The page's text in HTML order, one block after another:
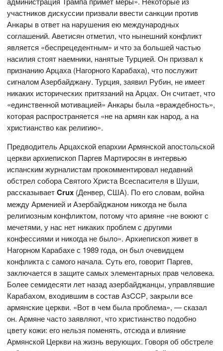
участников дискуссии призвали ввести санкции против
Анкары в ответ на нарушения ею международных
соглашений. Аветисян отметил, что нынешний конфликт
является «беспрецедентным» и что за большей частью
насилия стоят наемники, нанятые Турцией. Он призвал к
признанию Арцаха (Нагорного Карабаха), что послужит
сигналом Азербайджану. Турция, заявил Рубин, не имеет
никаких исторических притязаний на Арцах. Он считает, что
«единственной мотивацией» Анкары была «враждебность»,
которая распространяется «не на армян как народ, а на
христианство как религию».
Предводитель Арцахской епархии Армянской апостольской
церкви архиепископ Паргев Мартиросян в интервью
испанским журналистам прокомментировал недавний
обстрел собора Святого Христа Всеспасителя в Шуши,
рассказываетCrux (Денвер, США). По его словам, война
между Арменией и Азербайджаном никогда не была
религиозным конфликтом, потому что армяне «не воюют с
мечетями, у нас нет никаких проблем с другими
конфессиями и никогда не было». Архиепископ живет в
Нагорном Карабахе с 1989 года, он был очевидцем
конфликта с самого начала. Суть его, говорит Паргев,
заключается в защите самых элементарных прав человека.
Более семидесяти лет назад азербайджанцы, управлявшие
Карабахом, входившим в состав АзCCР, закрыли все
армянские церкви. «Вот в чем была проблема», — сказал
он. Армяне часто заявляют, что христианство подобно
цвету кожи: его нельзя поменять, отсюда и влияние
Армянской Церкви на жизнь верующих. Говоря об обстреле